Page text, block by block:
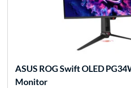
ASUS ROG Swift OLED
Monitor